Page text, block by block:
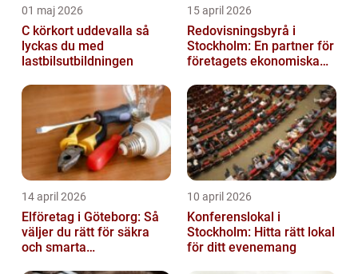
01 maj 2026
C körkort uddevalla så
lyckas du med
lastbilsutbildningen
15 april 2026
Redovisningsbyrå i
Stockholm: En partner för
företagets ekonomiska
14 april 2026
Elföretag i Göteborg: Så
väljer du rätt för säkra
och smarta
10 april 2026
Konferenslokal i
Stockholm: Hitta rätt lokal
för ditt evenemang